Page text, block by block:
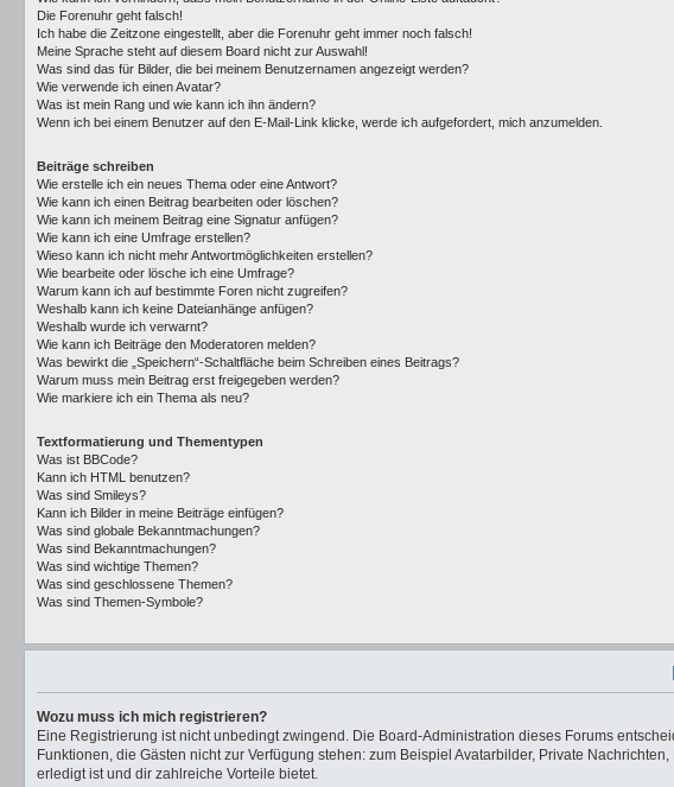
Die Forenuhr geht falsch!
Ich habe die Zeitzone eingestellt, aber die Forenuhr geht immer noch falsch!
Meine Sprache steht auf diesem Board nicht zur Auswahl!
Was sind das für Bilder, die bei meinem Benutzernamen angezeigt werden?
Wie verwende ich einen Avatar?
Was ist mein Rang und wie kann ich ihn ändern?
Wenn ich bei einem Benutzer auf den E-Mail-Link klicke, werde ich aufgefordert, mich anzumelden.
Beiträge schreiben
Wie erstelle ich ein neues Thema oder eine Antwort?
Wie kann ich einen Beitrag bearbeiten oder löschen?
Wie kann ich meinem Beitrag eine Signatur anfügen?
Wie kann ich eine Umfrage erstellen?
Wieso kann ich nicht mehr Antwortmöglichkeiten erstellen?
Wie bearbeite oder lösche ich eine Umfrage?
Warum kann ich auf bestimmte Foren nicht zugreifen?
Weshalb kann ich keine Dateianhänge anfügen?
Weshalb wurde ich verwarnt?
Wie kann ich Beiträge den Moderatoren melden?
Was bewirkt die „Speichern“-Schaltfläche beim Schreiben eines Beitrags?
Warum muss mein Beitrag erst freigegeben werden?
Wie markiere ich ein Thema als neu?
Textformatierung und Thementypen
Was ist BBCode?
Kann ich HTML benutzen?
Was sind Smileys?
Kann ich Bilder in meine Beiträge einfügen?
Was sind globale Bekanntmachungen?
Was sind Bekanntmachungen?
Was sind wichtige Themen?
Was sind geschlossene Themen?
Was sind Themen-Symbole?
Wozu muss ich mich registrieren?
Eine Registrierung ist nicht unbedingt zwingend. Die Board-Administration dieses Forums
Funktionen, die Gästen nicht zur Verfügung stehen: zum Beispiel Avatarbilder, Private
erledigt ist und dir zahlreiche Vorteile bietet.